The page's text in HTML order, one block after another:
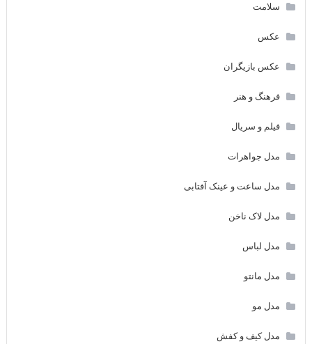
سلامت
عکس
عکس بازیگران
فرهنگ و هنر
فیلم و سریال
مدل جواهرات
مدل ساعت و عینک آفتابی
مدل لاک ناخن
مدل لباس
مدل مانتو
مدل مو
مدل کیف و کفش